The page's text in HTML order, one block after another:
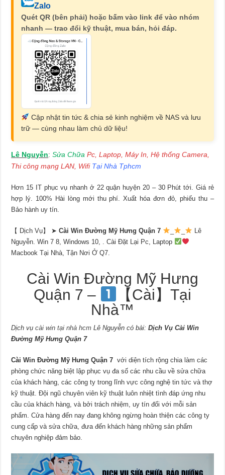
Zalo
Quét QR (bên phải) hoặc bấm vào link để vào nhóm
nhanh — trao đổi kỹ thuật, mua bán, hỏi đáp.
Cập nhật tin tức & chia sẻ kinh nghiệm về NAS và lưu
trữ — cùng nhau làm chủ dữ liệu!
Lê Nguyễn:Sửa Chữa Pc, Laptop, Máy In, Hệ thống Camera,
Thi công mạng LAN, Wifi Tại Nhà Tphcm
Hơn 15 IT phục vụ nhanh ở 22 quận huyện 20 – 30 Phút tới. Giá rẻ
hợp lý. 100% Hài lòng mới thu phí. Xuất hóa đơn đỏ, phiếu thu –
Bảo hành uy tín.
【 Dịch Vụ】 ➤Cài Win Đường Mỹ Hưng Quận 7
Lê
Nguyễn. Win 7 8, Windows 10, . Cài Đặt Lại Pc, Laptop
Macbook Tại Nhà, Tận Nơi Ở Q7.
Cài Win Đường Mỹ Hưng
Quận 7 –
【Cài】Tại
Nhà™
Dịch vụ cài win tại nhà hcm Lê Nguyễn có bài:Dịch Vụ Cài Win
Đường Mỹ Hưng Quận 7
Cài Win Đường Mỹ Hưng Quận 7 với diện tích rộng chia làm các
phòng chức năng biệt lập phục vụ đa số các nhu cầu về sửa chữa
của khách hàng, các công ty trong lĩnh vực công nghệ tin tức và thợ
kỹ thuật. Đội ngũ chuyên viên kỹ thuật luôn nhiệt tình đáp ứng nhu
cầu của khách hàng, và bởi trách nhiệm, uy tín đối với mỗi sản
phẩm. Cửa hàng đến nay đang không ngừng hoàn thiện các công ty
cung cấp và sửa chữa, đưa đến khách hàng những sản phẩm
chuyên nghiệp đảm bảo.